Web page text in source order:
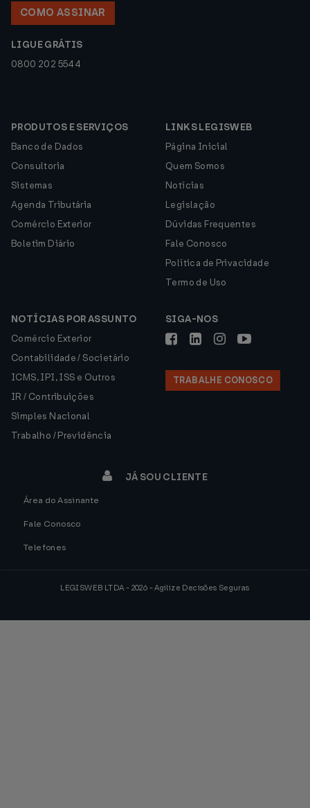
COMO ASSINAR
LIGUE GRÁTIS
0800 202 5544
PRODUTOS E SERVIÇOS
Banco de Dados
Consultoria
Sistemas
Agenda Tributária
Comércio Exterior
Boletim Diário
LINKS LEGISWEB
Página Inicial
Quem Somos
Notícias
Legislação
Dúvidas Frequentes
Fale Conosco
Política de Privacidade
Termo de Uso
NOTÍCIAS POR ASSUNTO
Comércio Exterior
Contabilidade / Societário
ICMS, IPI, ISS e Outros
IR / Contribuições
Simples Nacional
Trabalho / Previdência
SIGA-NOS
TRABALHE CONOSCO
JÁ SOU CLIENTE
Área do Assinante
Fale Conosco
Telefones
LEGISWEB LTDA - 2026 - Agilize Decisões Seguras